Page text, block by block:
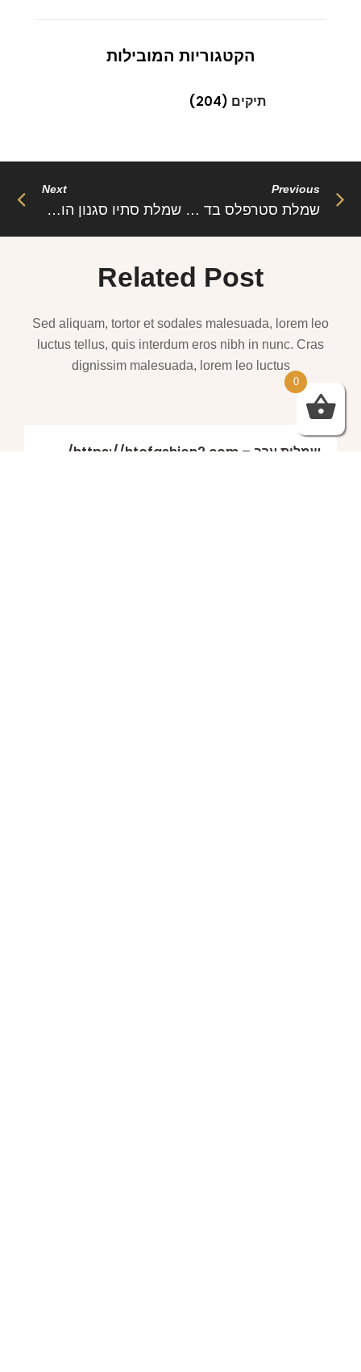
הקטגוריות המובילות
תיקים (204)
Previous
שמלת סטרפלס בד דמוי עור סגנון צינור Slim – דה באניו
Next
שמלת סתיו סגנון הולו שרוול ארוך – סמנת’ה
Related Post
Sed aliquam, tortor et sodales malesuada, lorem leo
luctus tellus, quis interdum eros nibh in nunc. Cras
dignissim malesuada, lorem leo luctus
שמלות ערב – https://htofashion2.com/
0